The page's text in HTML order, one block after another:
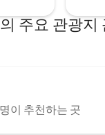
주요 관광지
이 추천하는 곳